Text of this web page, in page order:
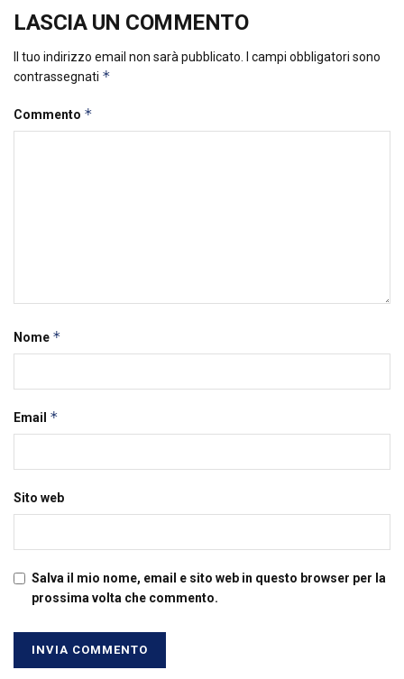
LASCIA UN COMMENTO
Il tuo indirizzo email non sarà pubblicato.
I campi obbligatori sono
contrassegnati *
Commento *
Nome *
Email *
Sito web
Salva il mio nome, email e sito web in questo browser per la
prossima volta che commento.